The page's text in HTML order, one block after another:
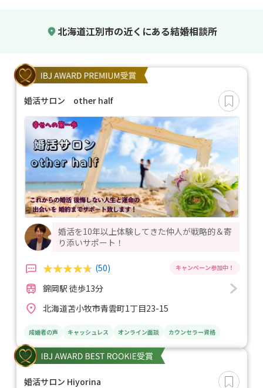
北海道江別市の近くにある結婚相談所
婚活サロン other half
婚活を10年以上体験してきた仲人が戦略的＆寄
り添いサポート！
(50)
錦岡駅 徒歩13分
北海道苫小牧市青雲町1丁目23-15
成婚者の声 キャッシュレス オンライン面談 カウンセラー資格
婚活サロン Hiyorina